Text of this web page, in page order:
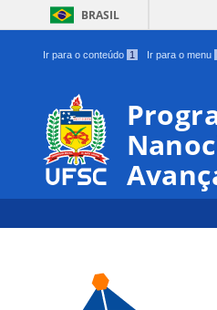
BRASIL
Ir para o conteúdo 1 Ir para o menu